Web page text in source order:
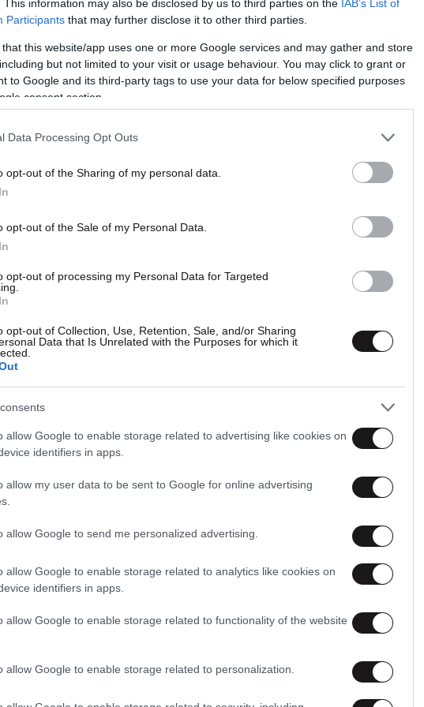
This information may also be disclosed by us to third parties on the IAB’s List of
Participants that may further disclose it to other third parties.
that this website/app uses one or more Google services and may gather and store
but not limited to your visit or usage behaviour. You may click to grant or
to Google and its third-party tags to use your data for below specified purposes
consent section.
Data Processing Opt Outs
opt-out of the Sharing of my personal data.
opt-out of the Sale of my Personal Data.
opt-out of processing my Personal Data for Targeted
opt-out of Collection, Use, Retention, Sale, and/or Sharing
Data that Is Unrelated with the Purposes for which it
allow Google to enable storage related to advertising like cookies on
identifiers in apps.
allow my user data to be sent to Google for online advertising
allow Google to send me personalized advertising.
allow Google to enable storage related to analytics like cookies on
identifiers in apps.
allow Google to enable storage related to functionality of the website
allow Google to enable storage related to personalization.
µεγάλες οµάδες -το γνωστό «big 4»- σέβοµαι
όχι µόνο αυτούς. Ως διαιτητές πρέπει να
τον Ολυµπιακό, την ΑΕΚ, τον ΠΑΟΚ, τον
οµάδες, όπως τον Λεβαδειακό ή τον
της οµάδας.
50-50 και για τους δύο συλλόγους, χωρίς
µικρότερων. Αν θέλουµε να έχουµε
στους παίκτες, ο τρόπος είναι η συνέπεια στη
που τόνισα στο σεµινάριο: αν νιώσω ότι η
ισορροπηµένη -ότι ευνοεί µια οµάδα επειδή τη
ο διαιτητής θα παραµείνει στον πάγκο των